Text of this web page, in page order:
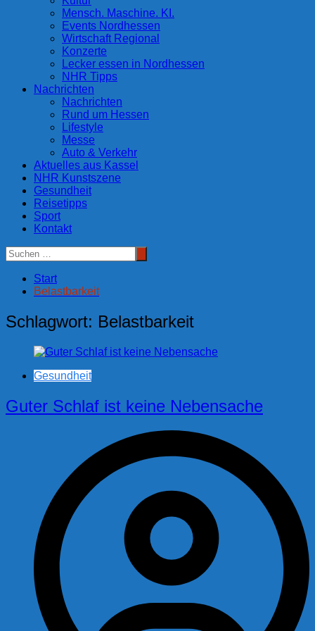
Mensch. Maschine. KI.
Events Nordhessen
Wirtschaft Regional
Konzerte
Lecker essen in Nordhessen
NHR Tipps
Nachrichten
Nachrichten
Rund um Hessen
Lifestyle
Messe
Auto & Verkehr
Aktuelles aus Kassel
NHR Kunstszene
Gesundheit
Reisetipps
Sport
Kontakt
Start
Belastbarkeit
Schlagwort: Belastbarkeit
Gesundheit
Guter Schlaf ist keine Nebensache